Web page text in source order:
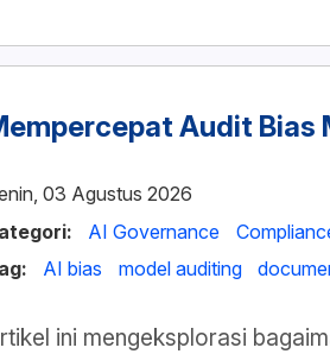
Audit Bias
03 Agustus 2026
AI Governance
AI bias model auditing
ini mengeksplorasi